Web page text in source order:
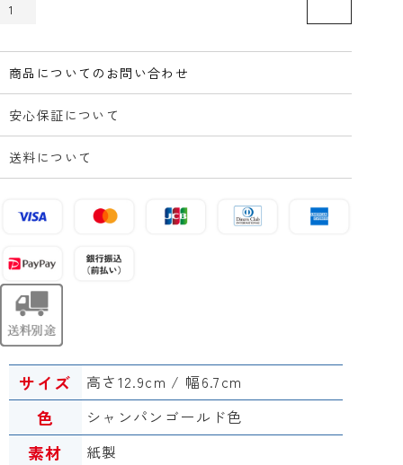
商品についてのお問い合わせ
安心保証について
送料について
サイズ 高さ12.9cm / 幅6.7cm
色 シャンパンゴールド色
素材 紙製